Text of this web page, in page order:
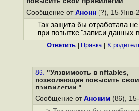
Сообщение от Анонн (?), 15-Янв-
Так защита бы отработала
при попытке "записи данных
Ответить Правка| К
86. "Уязвимость в nftables,
позволяющая повысить свои
привилегии "
Сообщение от Аноним (86),